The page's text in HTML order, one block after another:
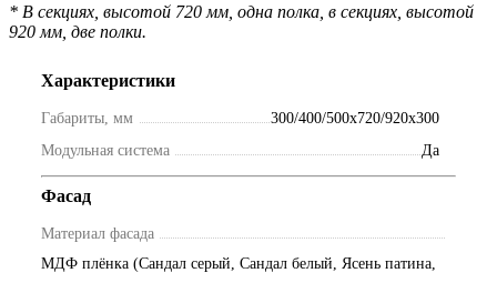
* В секциях, высотой 720 мм, одна полка, в секциях, высотой
920 мм, две полки.
Характеристики
Габариты, мм
300/400/500х720/920х300
Модульная система
Да
Фасад
Материал фасада
МДФ плёнка (Сандал серый, Сандал белый, Ясень патина,